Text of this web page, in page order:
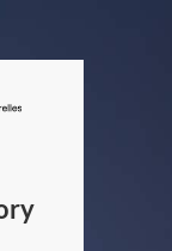
/
Canada